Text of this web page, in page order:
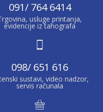
091/ 764 6414
usluge printanja,
evidencije iz tahografa
098/ 651 616
sustavi, video nadzor,
servis računala